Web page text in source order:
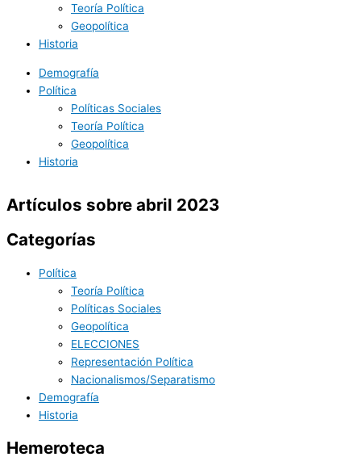
Teoría Política
Geopolítica
Historia
Demografía
Política
Políticas Sociales
Teoría Política
Geopolítica
Historia
Artículos sobre abril 2023
Categorías
Política
Teoría Política
Políticas Sociales
Geopolítica
ELECCIONES
Representación Política
Nacionalismos/Separatismo
Demografía
Historia
Hemeroteca